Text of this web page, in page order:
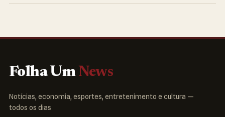
Folha Um News
Notícias, economia, esportes, entretenimento e cultura —
todos os dias